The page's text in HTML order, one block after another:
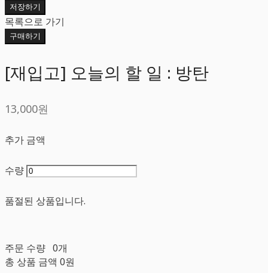
저장하기
목록으로 가기
구매하기
[재입고] 오늘의 할 일 : 방탄
13,000원
추가 금액
수량
품절된 상품입니다.
주문 수량 0개
총 상품 금액 0원